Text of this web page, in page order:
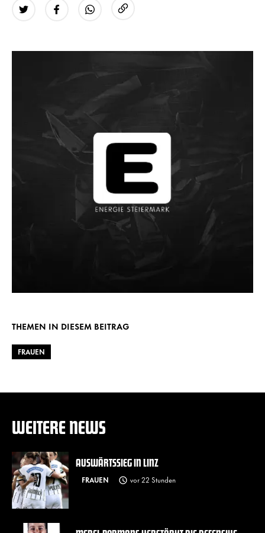
THEMEN IN DIESEM BEITRAG
FRAUEN
WEITERE NEWS
AUSWÄRTSSIEG IN LINZ
FRAUEN vor 22 Stunden